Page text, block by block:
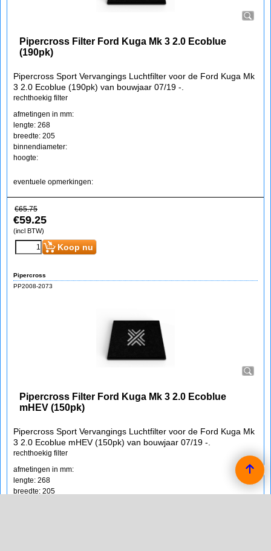
Pipercross Filter Ford Kuga Mk 3 2.0 Ecoblue
(190pk)
Pipercross Sport Vervangings Luchtfilter voor de Ford Kuga Mk
3 2.0 Ecoblue (190pk) van bouwjaar 07/19 -.
rechthoekig filter
afmetingen in mm:
lengte: 268
breedte: 205
binnendiameter:
hoogte:
eventuele opmerkingen:
€65.75
€59.25
(incl BTW)
Koop nu
Pipercross
PP2008-2073
Pipercross Filter Ford Kuga Mk 3 2.0 Ecoblue
mHEV (150pk)
Pipercross Sport Vervangings Luchtfilter voor de Ford Kuga Mk
3 2.0 Ecoblue mHEV (150pk) van bouwjaar 07/19 -.
rechthoekig filter
afmetingen in mm:
lengte: 268
breedte: 205